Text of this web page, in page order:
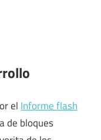
el Informe flash
de bloques